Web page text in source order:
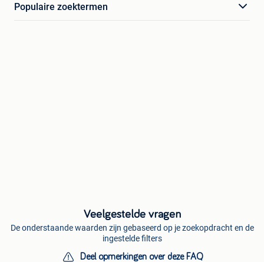
Populaire zoektermen
Veelgestelde vragen
De onderstaande waarden zijn gebaseerd op je zoekopdracht en de
ingestelde filters
Deel opmerkingen over deze FAQ